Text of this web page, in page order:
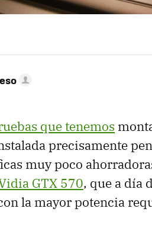
que tenemos
precisamente
muy poco
GTX 570, que a día
la mayor potencia